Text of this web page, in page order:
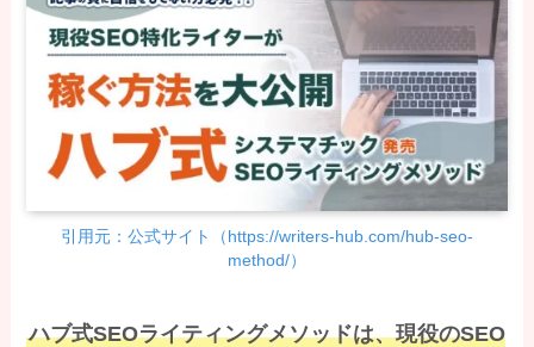
引用元：公式サイト（https://writers-hub.com/hub-seo-
method/）
ハブ式SEOライティングメソッドは、現役のSEO